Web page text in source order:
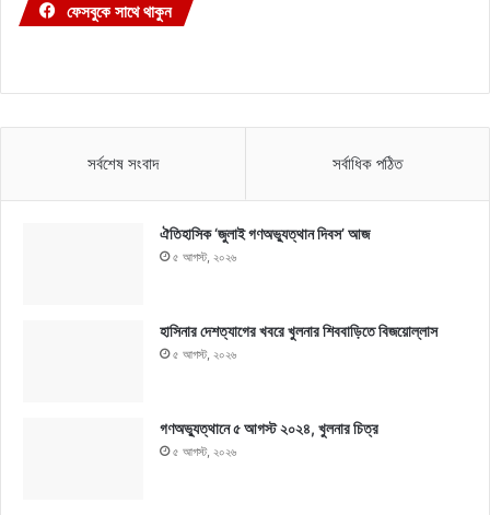
ফেসবুকে সাথে থাকুন
সর্বশেষ সংবাদ সর্বাধিক পঠিত
ঐতিহাসিক ‘জুলাই গণঅভ্যুত্থান দিবস’ আজ
৫ আগস্ট, ২০২৬
হাসিনার দেশত্যাগের খবরে খুলনার শিববাড়িতে বিজয়োল্লাস
৫ আগস্ট, ২০২৬
গণঅভ্যুত্থানে ৫ আগস্ট ২০২৪, খুলনার চিত্র
৫ আগস্ট, ২০২৬